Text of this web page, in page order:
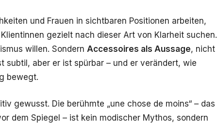
und Frauen in sichtbaren Positionen arbeiten,
gezielt nach dieser Art von Klarheit suchen.
willen. Sondern Accessoires als Aussage, nicht
subtil, aber er ist spürbar – und er verändert, wie
bewegt.
gewusst. Die berühmte „une chose de moins“ – das
dem Spiegel – ist kein modischer Mythos, sondern